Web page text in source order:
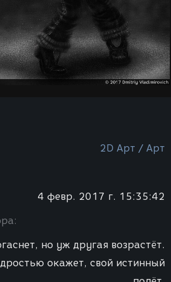
2D Арт / Арт
4 февр. 2017 г. 15:35:42
но уж другая возрастёт.
окажет, свой истинный